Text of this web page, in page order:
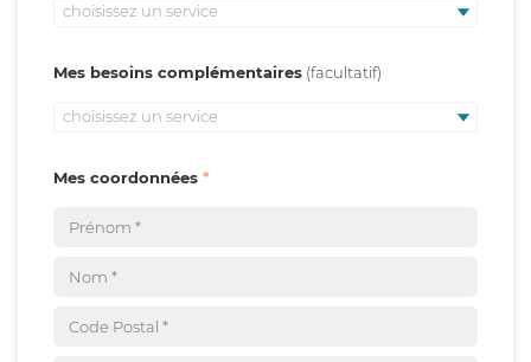
choisissez un service
Mes besoins complémentaires
choisissez un service
Mes coordonnées